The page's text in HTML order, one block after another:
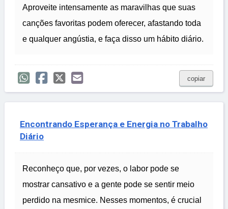
Aproveite intensamente as maravilhas que suas
canções favoritas podem oferecer, afastando toda
e qualquer angústia, e faça disso um hábito diário.
copiar
Encontrando Esperança e Energia no Trabalho
Diário
Reconheço que, por vezes, o labor pode se
mostrar cansativo e a gente pode se sentir meio
perdido na mesmice. Nesses momentos, é crucial